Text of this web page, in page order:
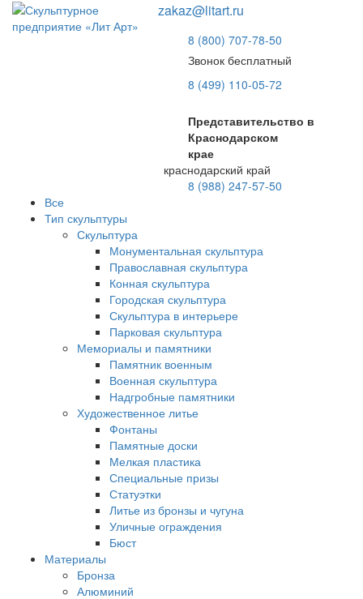
zakaz@litart.ru
8 (800) 707-78-50
Звонок бесплатный
8 (499) 110-05-72
Представительство в
Краснодарском
крае
краснодарский край
8 (988) 247-57-50
Все
Тип скульптуры
Скульптура
Монументальная скульптура
Православная скульптура
Конная скульптура
Городская скульптура
Скульптура в интерьере
Парковая скульптура
Мемориалы и памятники
Памятник военным
Военная скульптура
Надгробные памятники
Художественное литье
Фонтаны
Памятные доски
Мелкая пластика
Специальные призы
Статуэтки
Литье из бронзы и чугуна
Уличные ограждения
Бюст
Материалы
Бронза
Алюминий